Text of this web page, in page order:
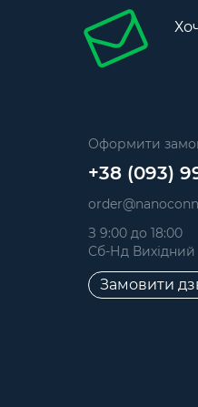
Оформити
+38 (093)
З 9:00 до 18:00
Сб-Нд Вихідний
Замовити